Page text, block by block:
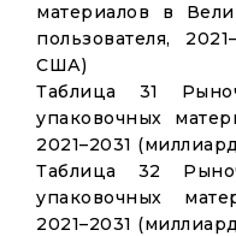
материалов в
пользователя,
США)
Таблица 31
упаковочных
2021–2031
Таблица 32
упаковочных
2021–2031